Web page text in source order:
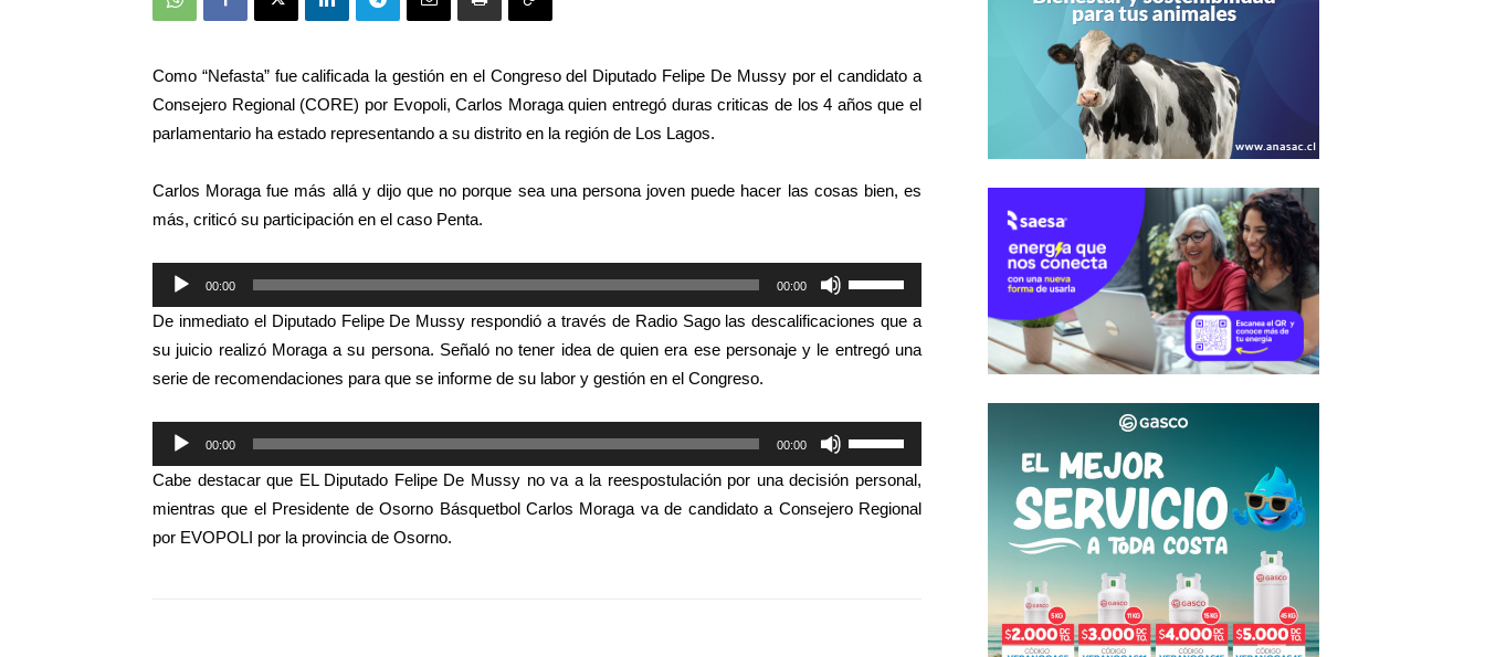
Como “Nefasta” fue calificada la gestión en el Congreso del Diputado Felipe De Mussy por el candidato a
Consejero Regional (CORE) por Evopoli, Carlos Moraga quien entregó duras criticas de los 4 años que el
parlamentario ha estado representando a su distrito en la región de Los Lagos.
Carlos Moraga fue más allá y dijo que no porque sea una persona joven puede hacer las cosas bien, es
más, criticó su participación en el caso Penta.
Reproductor
de
audio
00:00 00:00
las
teclas
de
arriba/abajo
para
aumentar
o
De inmediato el Diputado Felipe De Mussy respondió a través de Radio Sago las descalificaciones que a
su juicio realizó Moraga a su persona. Señaló no tener idea de quien era ese personaje y le entregó una
serie de recomendaciones para que se informe de su labor y gestión en el Congreso.
Reproductor
de
audio
00:00 00:00
las
teclas
de
Cabe destacar que EL Diputado Felipe De Mussy no va a la reespostulación por unadecisión personal,
mientras que el Presidente de Osorno BásquetbolCarlos Moraga va de candidato a Consejero Regional
por EVOPOLI por la provincia de Osorno.